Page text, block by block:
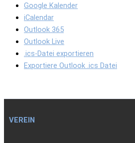
Google Kalender
iCalendar
Outlook 365
Outlook Live
.ics-Datei exportieren
Exportiere Outlook .ics Datei
VEREIN